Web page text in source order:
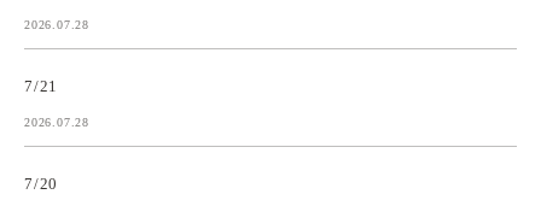
2026.07.28
7/21
2026.07.28
7/20